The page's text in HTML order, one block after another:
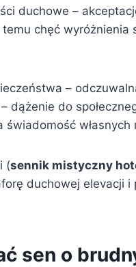
duchowe –
chęć
–
dążenie do
świadomość własnych
(sennik mistyczny
duchowej elevacji i
sen o